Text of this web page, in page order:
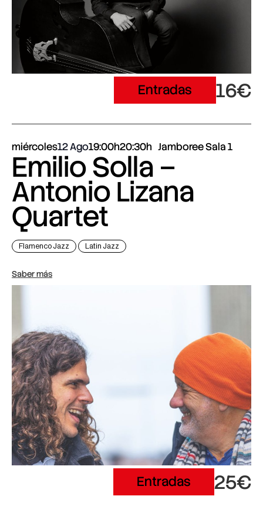
Entradas 16€
miércoles12 Ago19:00h20:30h Jamboree Sala 1
Emilio Solla –
Antonio Lizana
Quartet
Flamenco Jazz Latin Jazz
Saber más
Entradas 25€